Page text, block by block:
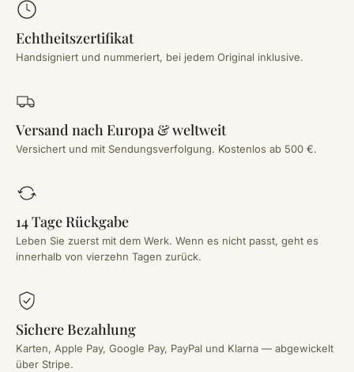
Echtheitszertifikat
Handsigniert und nummeriert, bei jedem Original inklusive.
Versand nach Europa & weltweit
Versichert und mit Sendungsverfolgung. Kostenlos ab 500 €.
14 Tage Rückgabe
Leben Sie zuerst mit dem Werk. Wenn es nicht passt, geht es
innerhalb von vierzehn Tagen zurück.
Sichere Bezahlung
Karten, Apple Pay, Google Pay, PayPal und Klarna — abgewickelt
über Stripe.